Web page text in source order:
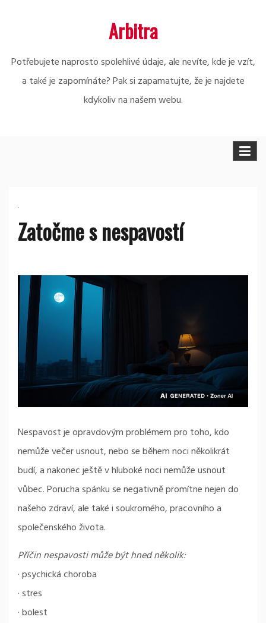
Arbitra
Potřebujete naprosto spolehlivé údaje, ale nevíte, kde je vzít,
a také je zapomínáte? Pak si zapamatujte, že je najdete
kdykoliv na našem webu.
Zatočme s nespavostí
Nespavost je opravdovým problémem pro toho, kdo
nemůže večer usnout, nebo se během noci několikrát
budí, a nakonec ještě v hluboké noci nemůže usnout
vůbec. Porucha spánku se negativně promítne nejen do
našeho zdraví, ale také i soukromého, pracovního a
společenského života.
Příčin nespavosti může být hned několik:
· psychická choroba
· stres
· bolest